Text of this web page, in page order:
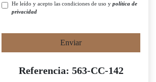
He leído y acepto las condiciones de uso y política de
privacidad
Enviar
Referencia: 563-CC-142